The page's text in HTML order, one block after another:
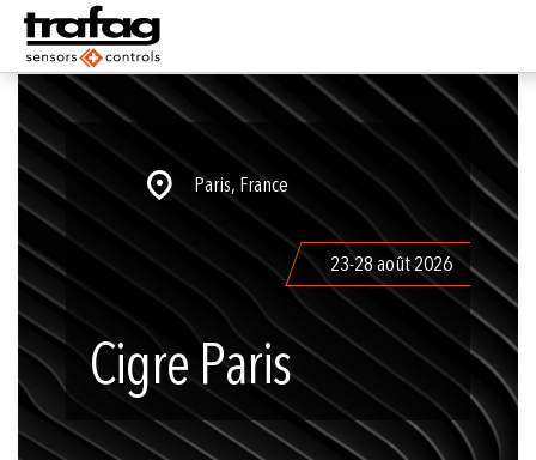
Paris, France
23-28 août 2026
Cigre Paris